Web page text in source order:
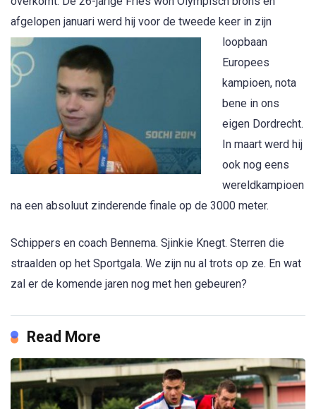
afgelopen januari werd hij voor de tweede keer in zijn
loopbaan
Europees
kampioen, nota
bene in ons
eigen Dordrecht.
In maart werd hij
ook nog eens
wereldkampioen
na een absoluut zinderende finale op de 3000 meter.
Schippers en coach Bennema. Sjinkie Knegt. Sterren die
straalden op het Sportgala. We zijn nu al trots op ze. En wat
zal er de komende jaren nog met hen gebeuren?
Read More